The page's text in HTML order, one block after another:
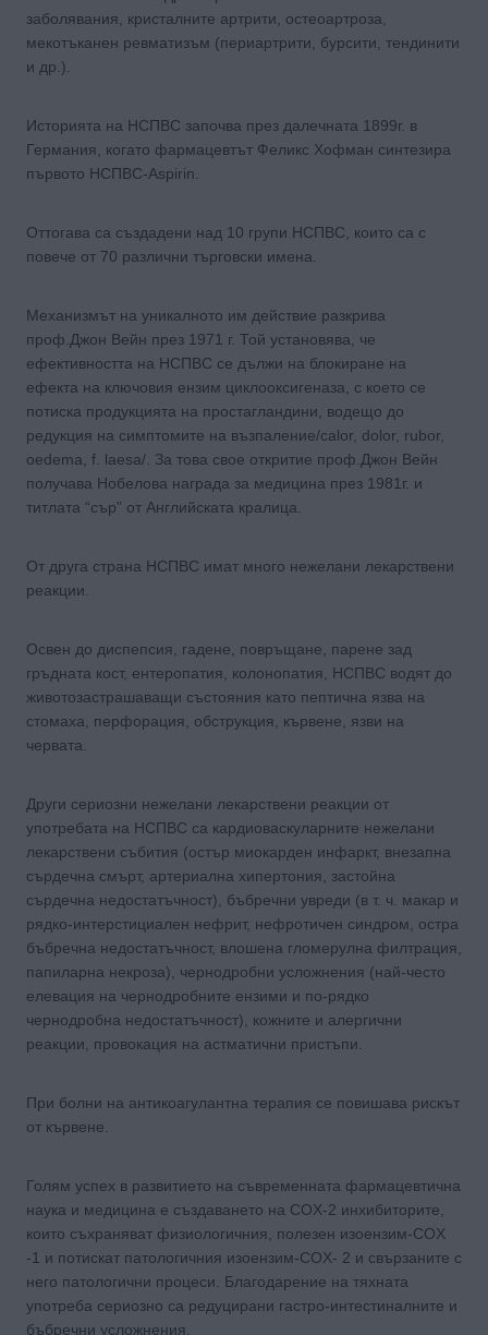
заболявания, кристалните артрити, остеоартроза,
мекотъканен ревматизъм (периартрити, бурсити, тендинити
и др.).
Историята на НСПВС започва през далечната 1899г. в
Германия, когато фармацевтът Феликс Хофман синтезира
първото НСПВС-Aspirin.
Оттогава са създадени над 10 групи НСПВС, които са с
повече от 70 различни търговски имена.
Механизмът на уникалното им действие разкрива
проф.Джон Вейн през 1971 г. Той установява, че
ефективността на НСПВС се дължи на блокиране на
ефекта на ключовия ензим циклооксигеназа, с което се
потиска продукцията на простагландини, водещо до
редукция на симптомите на възпаление/calor, dolor, rubor,
oedema, f. laesa/. За това свое откритие проф.Джон Вейн
получава Нобелова награда за медицина през 1981г. и
титлата “сър” от Английската кралица.
От друга страна НСПВС имат много нежелани лекарствени
реакции.
Освен до диспепсия, гадене, повръщане, парене зад
гръдната кост, ентеропатия, колонопатия, НСПВС водят до
животозастрашаващи състояния като пептична язва на
стомаха, перфорация, обструкция, кървене, язви на
червата.
Други сериозни нежелани лекарствени реакции от
употребата на НСПВС са кардиоваскуларните нежелани
лекарствени събития (остър миокарден инфаркт, внезапна
сърдечна смърт, артериална хипертония, застойна
сърдечна недостатъчност), бъбречни увреди (в т. ч. макар и
рядко-интерстициален нефрит, нефротичен синдром, остра
бъбречна недостатъчност, влошена гломерулна филтрация,
папиларна некроза), чернодробни усложнения (най-често
елевация на чернодробните ензими и по-рядко
чернодробна недостатъчност), кожните и алергични
реакции, провокация на астматични пристъпи.
При болни на антикоагулантна терапия се повишава рискът
от кървене.
Голям успех в развитието на съвременната фармацевтична
наука и медицина е създаването на COX-2 инхибиторите,
които съхраняват физиологичния, полезен изоензим-COX
-1 и потискат патологичния изоензим-COX- 2 и свързаните с
него патологични процеси. Благодарение на тяхната
употреба сериозно са редуцирани гастро-интестиналните и
бъбречни усложнения.